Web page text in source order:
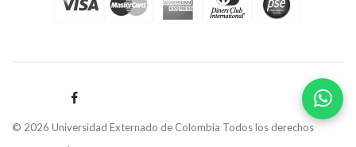
© 2026 Universidad Externado de Colombia Todos los derechos